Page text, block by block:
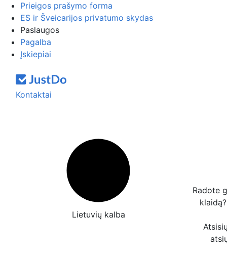
Prieigos prašymo forma
ES ir Šveicarijos privatumo skydas
Paslaugos
Pagalba
Įskiepiai
Kontaktai
Lietuvių kalba
Radote